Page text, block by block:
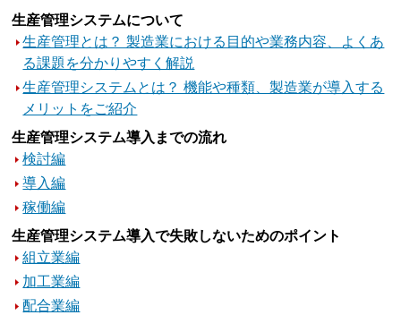
生産管理システムについて
生産管理とは？ 製造業における目的や業務内容、よくあ
る課題を分かりやすく解説
生産管理システムとは？ 機能や種類、製造業が導入する
メリットをご紹介
生産管理システム導入までの流れ
検討編
導入編
稼働編
生産管理システム導入で失敗しないためのポイント
組立業編
加工業編
配合業編